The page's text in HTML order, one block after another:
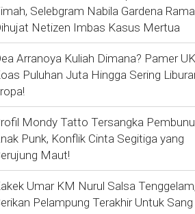
Selebgram Nabila Gardena
Netizen Imbas Kasus Mertua
Arranoya Kuliah Dimana? Pamer
Puluhan Juta Hingga Sering
Mondy Tatto Tersangka
Punk, Konflik Cinta Segitiga yang
Maut!
Umar KM Nurul Salsa Tenggelam,
Pelampung Terakhir Untuk